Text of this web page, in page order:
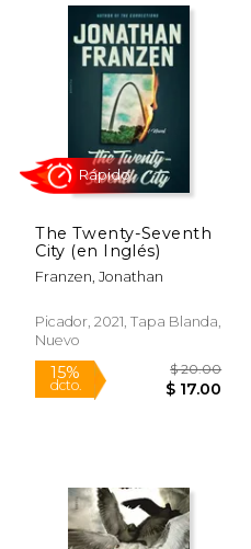
15%
The Twenty-Seventh
City (en Inglés)
Franzen, Jonathan
Picador, 2021, Tapa Blanda,
Nuevo